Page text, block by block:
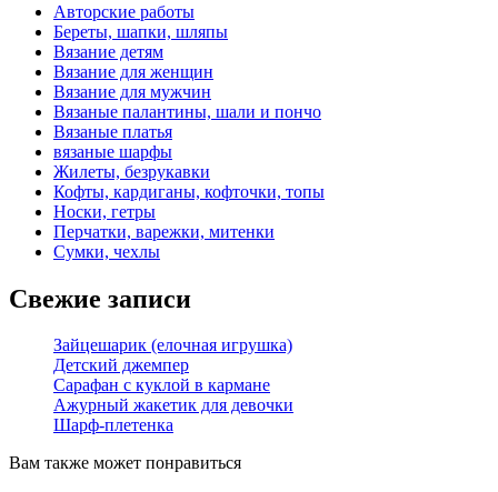
Авторские работы
Береты, шапки, шляпы
Вязание детям
Вязание для женщин
Вязание для мужчин
Вязаные палантины, шали и пончо
Вязаные платья
вязаные шарфы
Жилеты, безрукавки
Кофты, кардиганы, кофточки, топы
Носки, гетры
Перчатки, варежки, митенки
Сумки, чехлы
Свежие записи
Зайцешарик (елочная игрушка)
Детский джемпер
Сарафан с куклой в кармане
Ажурный жакетик для девочки
Шарф-плетенка
Вам также может понравиться